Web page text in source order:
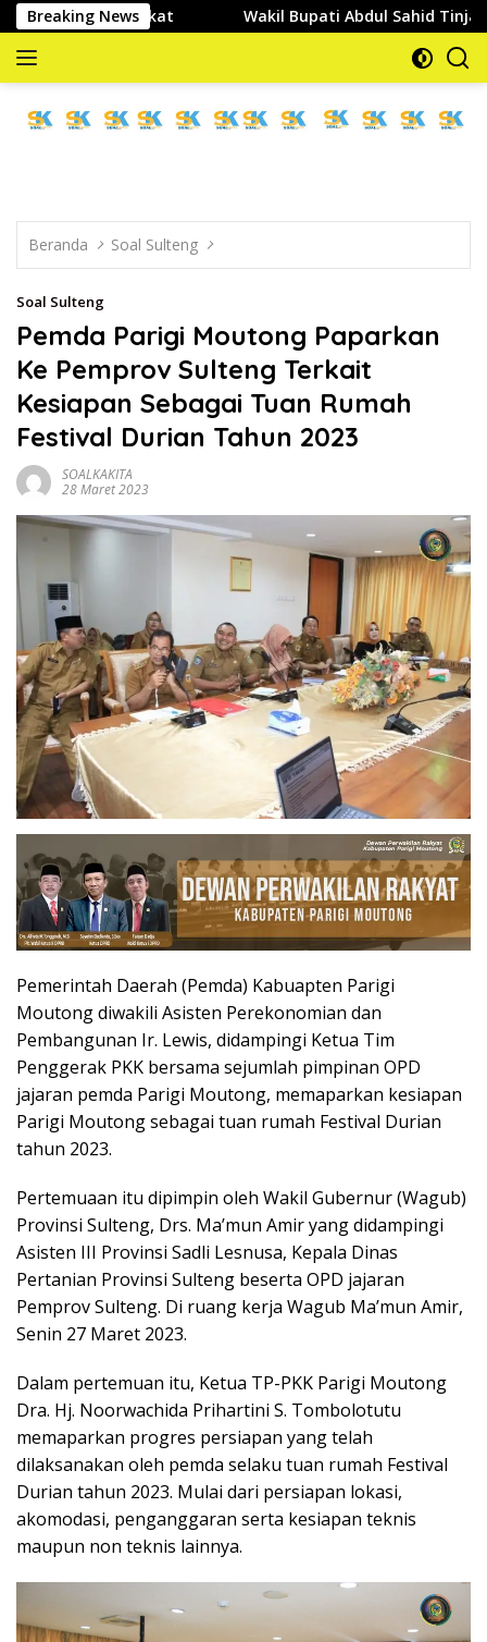
Langsung
ke
konten
Breaking NewsWakil Bupati Abdul Sahid Tinjau Pelaksanaan
mengabarkan
Beranda Soal Sulteng
Soal Sulteng
Pemda Parigi Moutong Paparkan
Ke Pemprov Sulteng Terkait
Kesiapan Sebagai Tuan Rumah
Festival Durian Tahun 2023
SOALKAKITA
28 Maret 2023
Pemerintah Daerah (Pemda) Kabuapten Parigi
Moutong diwakili Asisten Perekonomian dan
Pembangunan Ir. Lewis, didampingi Ketua Tim
Penggerak PKK bersama sejumlah pimpinan OPD
jajaran pemda Parigi Moutong, memaparkan kesiapan
Parigi Moutong sebagai tuan rumah Festival Durian
tahun 2023.
Pertemuaan itu dipimpin oleh Wakil Gubernur (Wagub)
Provinsi Sulteng, Drs. Ma’mun Amir yang didampingi
Asisten III Provinsi Sadli Lesnusa, Kepala Dinas
Pertanian Provinsi Sulteng beserta OPD jajaran
Pemprov Sulteng. Di ruang kerja Wagub Ma’mun Amir,
Senin 27 Maret 2023.
Dalam pertemuan itu, Ketua TP-PKK Parigi Moutong
Dra. Hj. Noorwachida Prihartini S. Tombolotutu
memaparkan progres persiapan yang telah
dilaksanakan oleh pemda selaku tuan rumah Festival
Durian tahun 2023. Mulai dari persiapan lokasi,
akomodasi, penganggaran serta kesiapan teknis
maupun non teknis lainnya.